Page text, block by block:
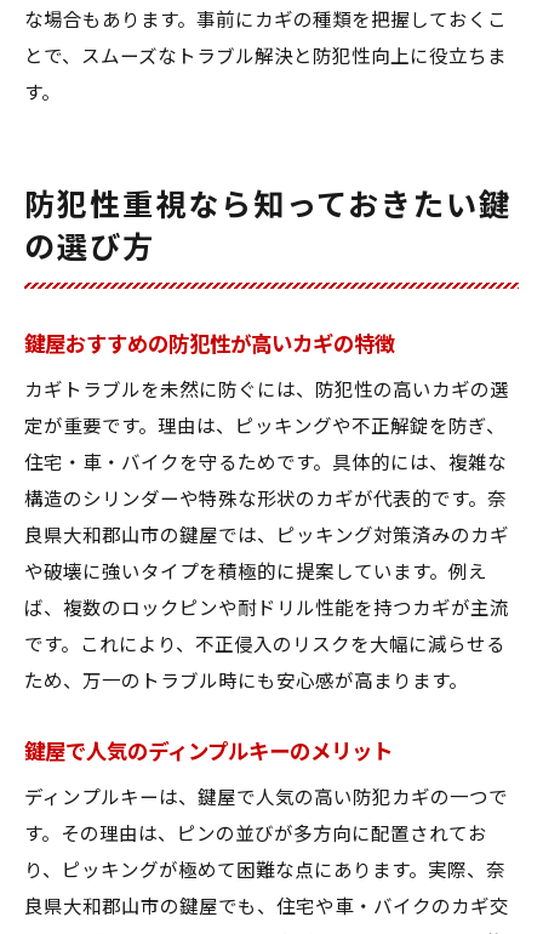
な場合もあります。事前にカギの種類を把握しておくこ
とで、スムーズなトラブル解決と防犯性向上に役立ちま
す。
防犯性重視なら知っておきたい鍵
の選び方
鍵屋おすすめの防犯性が高いカギの特徴
カギトラブルを未然に防ぐには、防犯性の高いカギの選
定が重要です。理由は、ピッキングや不正解錠を防ぎ、
住宅・車・バイクを守るためです。具体的には、複雑な
構造のシリンダーや特殊な形状のカギが代表的です。奈
良県大和郡山市の鍵屋では、ピッキング対策済みのカギ
や破壊に強いタイプを積極的に提案しています。例え
ば、複数のロックピンや耐ドリル性能を持つカギが主流
です。これにより、不正侵入のリスクを大幅に減らせる
ため、万一のトラブル時にも安心感が高まります。
鍵屋で人気のディンプルキーのメリット
ディンプルキーは、鍵屋で人気の高い防犯カギの一つで
す。その理由は、ピンの並びが多方向に配置されてお
り、ピッキングが極めて困難な点にあります。実際、奈
良県大和郡山市の鍵屋でも、住宅や車・バイクのカギ交